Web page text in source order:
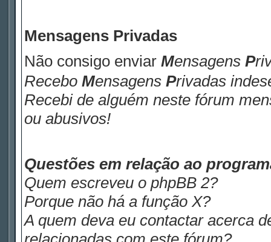
Mensagens Privadas
Não consigo enviar Mensagens P
Recebo Mensagens Privadas
Recebi de alguém neste fórum
ou abusivos!
Questões em relação ao
Quem escreveu o phpBB 2?
Porque não há a função X?
A quem deva eu contactar acerca